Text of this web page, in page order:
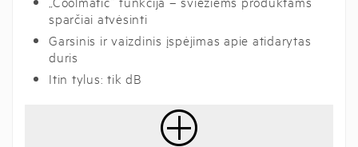
sparčiai atvėsinti
Garsinis ir vaizdinis įspėjimas apie atidarytas
duris
Itin tylus: tik dB